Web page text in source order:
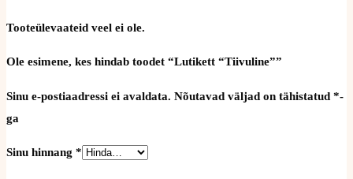
Tooteülevaateid veel ei ole.
Ole esimene, kes hindab toodet “Lutikett “Tiivuline””
Sinu e-postiaadressi ei avaldata. Nõutavad väljad on tähistatud *-
ga
Sinu hinnang *